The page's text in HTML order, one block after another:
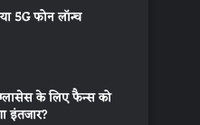
5G फोन लॉन्च
के लिए फैन्स को
इंतजार?